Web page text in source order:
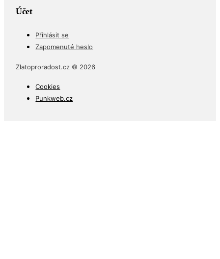
Účet
Přihlásit se
Zapomenuté heslo
Zlatoproradost.cz © 2026
Cookies
Punkweb.cz